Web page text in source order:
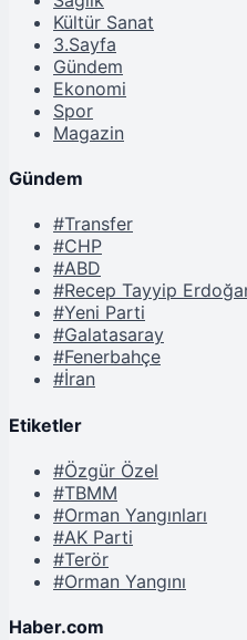
Kültür Sanat
3.Sayfa
Gündem
Ekonomi
Spor
Magazin
Gündem
#Transfer
#CHP
#ABD
#Recep Tayyip
#Yeni Parti
#Galatasaray
#Fenerbahçe
#İran
Etiketler
#Özgür Özel
#TBMM
#Orman Yangınları
#AK Parti
#Terör
#Orman Yangını
Haber.com